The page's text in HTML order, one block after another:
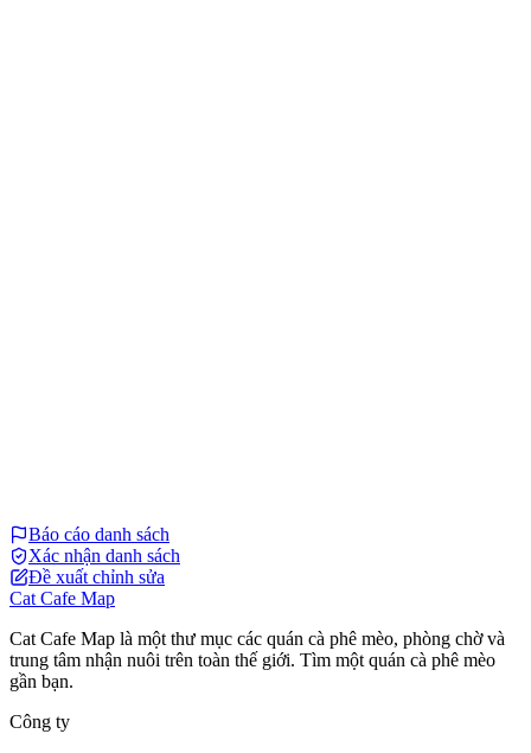
Báo cáo danh sách
Xác nhận danh sách
Đề xuất chỉnh sửa
Cat Cafe Map
Cat Cafe Map là một thư mục các quán cà phê mèo, phòng chờ và
trung tâm nhận nuôi trên toàn thế giới. Tìm một quán cà phê mèo
gần bạn.
Công ty